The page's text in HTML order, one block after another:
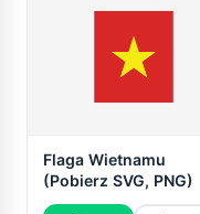
Flaga Wietnamu
(Pobierz SVG, PNG)